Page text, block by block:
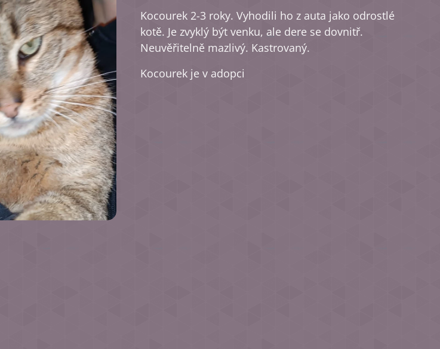
Kocourek 2-3 roky. Vyhodili ho z auta jako odrostlé
kotě. Je zvyklý být venku, ale dere se dovnitř.
Neuvěřitelně mazlivý. Kastrovaný.
Kocourek je v adopci